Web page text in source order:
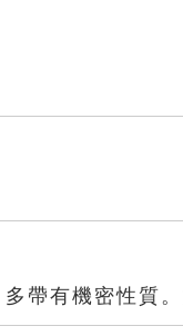
帶有機密性質